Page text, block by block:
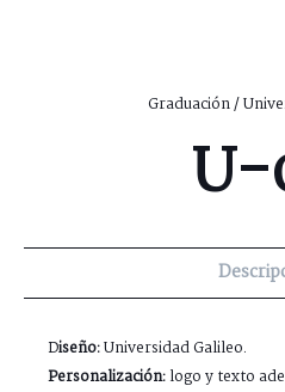
Graduación/
Diseño:Universidad Galileo.
Personalización:logo y texto